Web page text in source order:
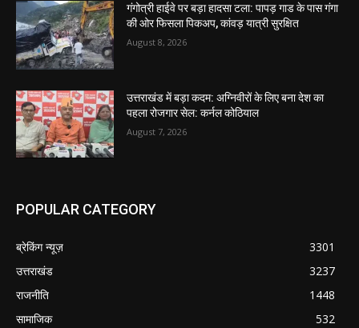
गंगोत्री हाईवे पर बड़ा हादसा टला: पापड़ गाड के पास गंगा
की ओर फिसला पिकअप, कांवड़ यात्री सुरक्षित
August 8, 2026
उत्तराखंड में बड़ा कदम: अग्निवीरों के लिए बना देश का
पहला रोजगार सेल: कर्नल कोठियाल
August 7, 2026
POPULAR CATEGORY
ब्रेकिंग न्यूज़
3301
उत्तराखंड
3237
राजनीति
1448
सामाजिक
532